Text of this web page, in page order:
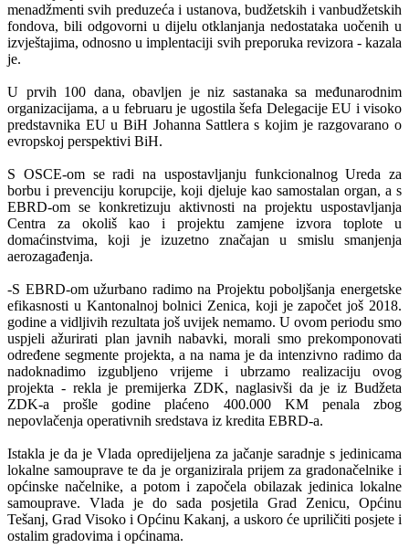
menadžmenti svih preduzeća i ustanova, budžetskih i vanbudžetskih
fondova, bili odgovorni u dijelu otklanjanja nedostataka uočenih u
izvještajima, odnosno u implentaciji svih preporuka revizora - kazala
je.
U prvih 100 dana, obavljen je niz sastanaka sa međunarodnim
organizacijama, a u februaru je ugostila šefa Delegacije EU i visoko
predstavnika EU u BiH Johanna Sattlera s kojim je razgovarano o
evropskoj perspektivi BiH.
S OSCE-om se radi na uspostavljanju funkcionalnog Ureda za
borbu i prevenciju korupcije, koji djeluje kao samostalan organ, a s
EBRD-om se konkretizuju aktivnosti na projektu uspostavljanja
Centra za okoliš kao i projektu zamjene izvora toplote u
domaćinstvima, koji je izuzetno značajan u smislu smanjenja
aerozagađenja.
-S EBRD-om užurbano radimo na Projektu poboljšanja energetske
efikasnosti u Kantonalnoj bolnici Zenica, koji je započet još 2018.
godine a vidljivih rezultata još uvijek nemamo. U ovom periodu smo
uspjeli ažurirati plan javnih nabavki, morali smo prekomponovati
određene segmente projekta, a na nama je da intenzivno radimo da
nadoknadimo izgubljeno vrijeme i ubrzamo realizaciju ovog
projekta - rekla je premijerka ZDK, naglasivši da je iz Budžeta
ZDK-a prošle godine plaćeno 400.000 KM penala zbog
nepovlačenja operativnih sredstava iz kredita EBRD-a.
Istakla je da je Vlada opredijeljena za jačanje saradnje s jedinicama
lokalne samouprave te da je organizirala prijem za gradonačelnike i
općinske načelnike, a potom i započela obilazak jedinica lokalne
samouprave. Vlada je do sada posjetila Grad Zenicu, Općinu
Tešanj, Grad Visoko i Općinu Kakanj, a uskoro će upriličiti posjete i
ostalim gradovima i općinama.